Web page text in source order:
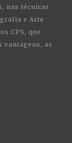
nas técnicas
e Arte
CPS, que
vantagens, as